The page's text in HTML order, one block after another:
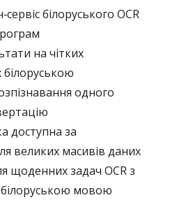
білоруського OCR
на чітких
білоруською
одного
доступна за
великих масивів даних
щоденних задач OCR з
мовою